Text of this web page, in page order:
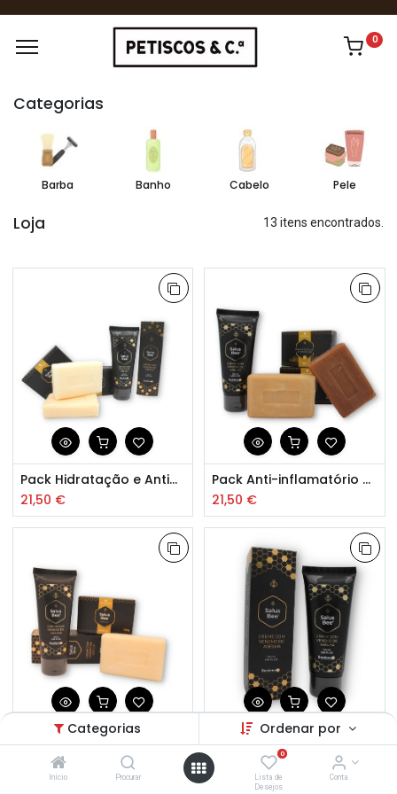
Categorias Ordenar por
Início Procurar
0
Lista de
Desejos
Conta
0
Categorias
Barba Banho Cabelo Pele
Loja 13 itens encontrados.
Pack Hidratação e Antioxidante Mel e Geleia Real
21,50 €
Pack Anti-inflamatório e Hidratante
21,50 €
18,50€
20,00